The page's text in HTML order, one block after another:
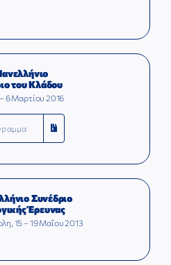
του Κλάδου
6 Μαρτίου 2016
Συνέδριο
Έρευνας
15 – 19 Μαΐου 2013